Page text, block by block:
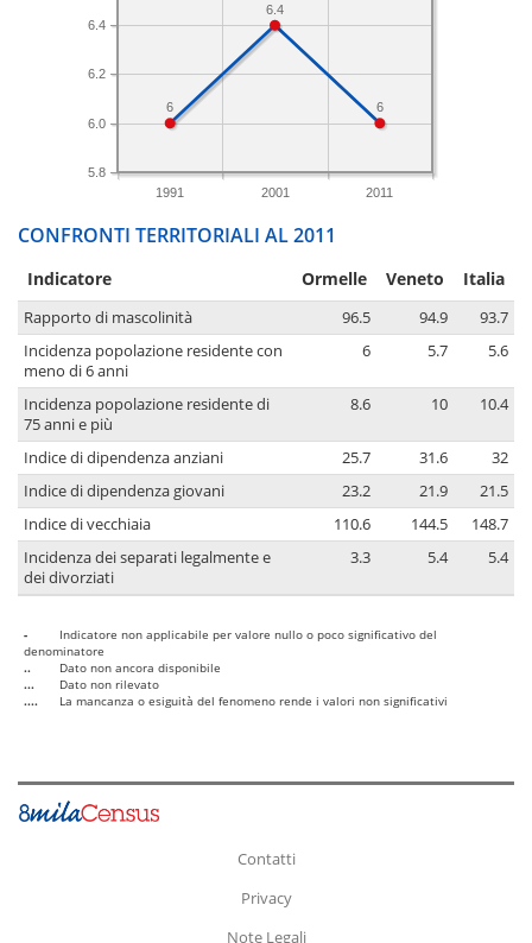
1991 2001 2011
5.8
6.0
6.2
6.4
6
6.4
6
CONFRONTI TERRITORIALI AL 2011
Indicatore Ormelle Veneto Italia
Rapporto di mascolinità 96.5 94.9
93.7
Incidenza popolazione residente con
meno di 6 anni
6 5.7 5.6
Incidenza popolazione residente di
75 anni e più
8.6 10 10.4
Indice di dipendenza anziani 25.7 31.6
32
Indice di dipendenza giovani
23.2 21.9
21.5
Indice di vecchiaia
110.6 144.5
148.7
Incidenza dei separati legalmente e
dei divorziati
3.3 5.4 5.4
-
Indicatore non applicabile per valore nullo o poco significativo del
denominatore
..
Dato non ancora disponibile
...
Dato non rilevato
....
La mancanza o esiguità del fenomeno rende i valori non significativi
Contatti
Privacy
Note Legali